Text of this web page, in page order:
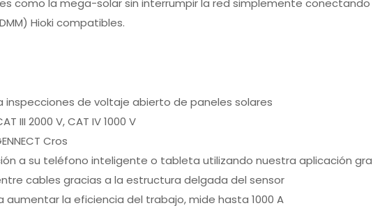
como la mega-solar sin interrumpir la red simplemente
Hioki compatibles.
inspecciones de voltaje abierto de paneles solares
III 2000 V, CAT IV 1000 V
Cros
a su teléfono inteligente o tableta utilizando nuestra aplicación
cables gracias a la estructura delgada del sensor
la eficiencia del trabajo, mide hasta 1000 A